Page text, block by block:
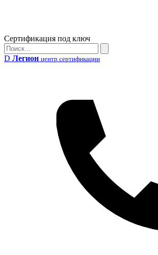
Бейдж
Сертификация под ключ
Поиск
Поиск
D Легион центр сертификации